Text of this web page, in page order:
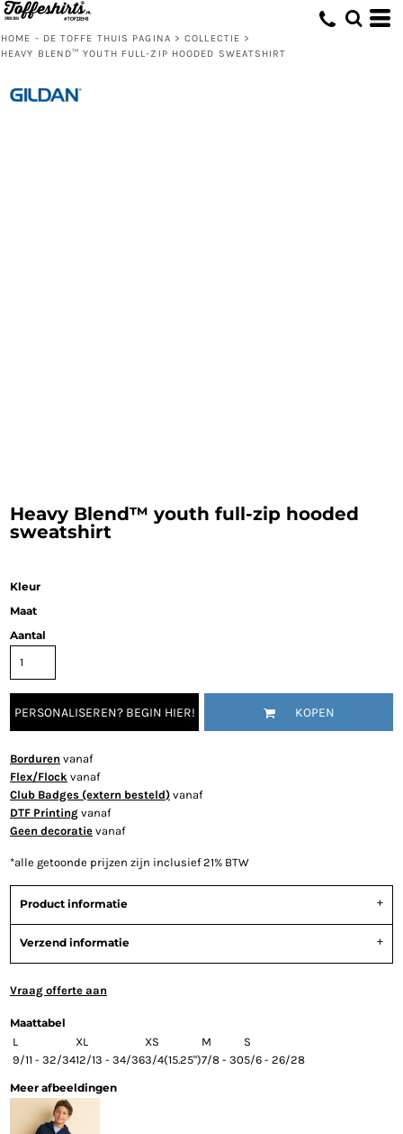
HOME - DE TOFFE THUIS PAGINA > COLLECTIE >
HEAVY BLEND™ YOUTH FULL-ZIP HOODED SWEATSHIRT
Heavy Blend™ youth full-zip hooded
sweatshirt
Kleur
Maat
Aantal
PERSONALISEREN? BEGIN HIER! KOPEN
Borduren vanaf
Flex/Flock vanaf
Club Badges (extern besteld) vanaf
DTF Printing vanaf
Geen decoratie vanaf
*alle getoonde prijzen zijn inclusief 21% BTW
Product informatie
Verzend informatie
Vraag offerte aan
Maattabel
L
XL XS M
S
9/11 - 32/3412/13 - 34/363/4(15.25")7/8 - 305/6 - 26/28
Meer afbeeldingen